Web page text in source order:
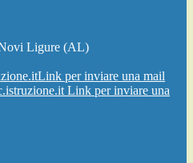
Ligure (AL)
Link per inviare una mail
Link per inviare una